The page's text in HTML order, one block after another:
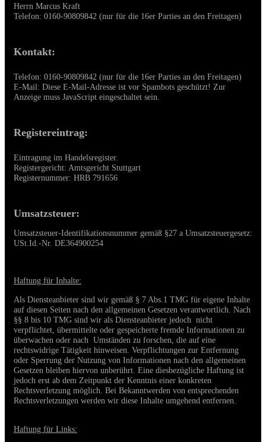
Herrn Marcus Kraft
Telefon: 0160-90809842 (nur für die 16er Parties an den Freitagen)
Kontakt:
Telefon: 0160-90809842 (nur für die 16er Parties an den Freitagen)
E-Mail: Diese E-Mail-Adresse ist vor Spambots geschützt! Zur
Anzeige muss JavaScript eingeschaltet sein.
Registereintrag:
Eintragung im Handelsregister.
Registergericht: Amtsgericht Stuttgart
Registernummer: HRB 791656
Umsatzsteuer:
Umsatzsteuer-Identifikationsnummer gemäß §27 a Umsatzsteuergesetz:
USt.Id.-Nr. DE364900254
Haftung für Inhalte:
Als Diensteanbieter sind wir gemäß § 7 Abs.1 TMG für eigene Inhalte
auf diesen Seiten nach den allgemeinen Gesetzen verantwortlich. Nach
§§ 8 bis 10 TMG sind wir als Diensteanbieter jedoch nicht
verpflichtet, übermittelte oder gespeicherte fremde Informationen zu
überwachen oder nach Umständen zu forschen, die auf eine
rechtswidrige Tätigkeit hinweisen. Verpflichtungen zur Entfernung
oder Sperrung der Nutzung von Informationen nach den allgemeinen
Gesetzen bleiben hiervon unberührt. Eine diesbezügliche Haftung ist
jedoch erst ab dem Zeitpunkt der Kenntnis einer konkreten
Rechtsverletzung möglich. Bei Bekanntwerden von entsprechenden
Rechtsverletzungen werden wir diese Inhalte umgehend entfernen.
Haftung für Links: